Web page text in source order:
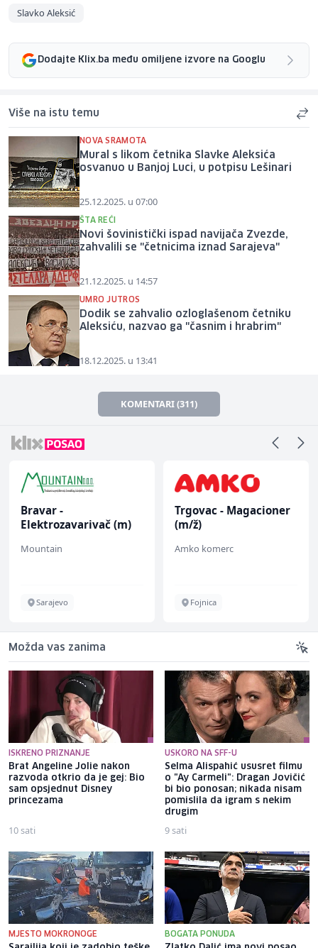
Slavko Aleksić
Dodajte Klix.ba među omiljene izvore na Googlu
Više na istu temu
NOVA SRAMOTA
Mural s likom četnika Slavke Aleksića
osvanuo u Banjoj Luci, u potpisu Lešinari
25.12.2025. u 07:00
ŠTA REĆI
Novi šovinistički ispad navijača Zvezde,
zahvalili se "četnicima iznad Sarajeva"
21.12.2025. u 14:57
UMRO JUTROS
Dodik se zahvalio ozloglašenom četniku
Aleksiću, nazvao ga "časnim i hrabrim"
18.12.2025. u 13:41
KOMENTARI (311)
Bravar -
Elektrozavarivač (m)
Mountain
Sarajevo
Trgovac - Magacioner
(m/ž)
Amko komerc
Fojnica
Možda vas zanima
ISKRENO PRIZNANJE
Brat Angeline Jolie nakon
razvoda otkrio da je gej: Bio
sam opsjednut Disney
princezama
10 sati
USKORO NA SFF-U
Selma Alispahić ususret filmu
o "Ay Carmeli": Dragan Jovičić
bi bio ponosan; nikada nisam
pomislila da igram s nekim
drugim
9 sati
MJESTO MOKRONOGE BOGATA PONUDA